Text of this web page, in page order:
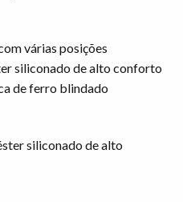
várias posições
siliconado de alto conforto
de ferro blindado
siliconado de alto